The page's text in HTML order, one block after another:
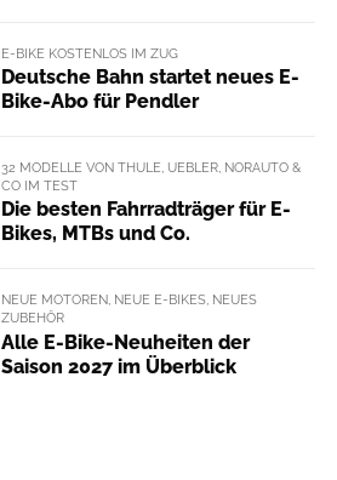
E-BIKE KOSTENLOS IM ZUG
Deutsche Bahn startet neues E-
Bike-Abo für Pendler
32 MODELLE VON THULE, UEBLER, NORAUTO &
CO IM TEST
Die besten Fahrradträger für E-
Bikes, MTBs und Co.
NEUE MOTOREN, NEUE E-BIKES, NEUES
ZUBEHÖR
Alle E-Bike-Neuheiten der
Saison 2027 im Überblick